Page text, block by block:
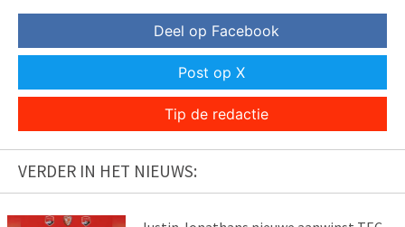
Deel op Facebook
Post op X
Tip de redactie
VERDER IN HET NIEUWS: